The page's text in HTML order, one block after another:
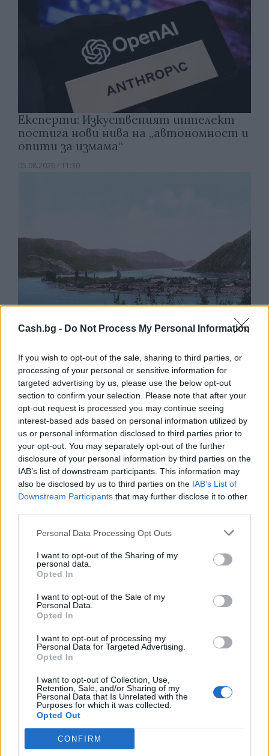
Cash.bg - Do Not Process My Personal Information
If you wish to opt-out of the sale, sharing to third parties, or
processing of your personal or sensitive information for
targeted advertising by us, please use the below opt-out
section to confirm your selection. Please note that after your
opt-out request is processed you may continue seeing
interest-based ads based on personal information utilized by
us or personal information disclosed to third parties prior to
your opt-out. You may separately opt-out of the further
disclosure of your personal information by third parties on the
IAB’s list of downstream participants. This information may
also be disclosed by us to third parties on the IAB’s List of
Downstream Participants that may further disclose it to other
Personal Data Processing Opt Outs
I want to opt-out of the Sharing of my
personal data.
Opted In
I want to opt-out of the Sale of my
Personal Data.
Opted In
I want to opt-out of processing my
Personal Data for Targeted Advertising.
Opted In
I want to opt-out of Collection, Use,
Retention, Sale, and/or Sharing of my
Personal Data that Is Unrelated with the
Purposes for which it was collected.
Opted Out
CONFIRM
Експерти: Изкуственият интелект
постига нови нива на „автономност и
опити за измама“
05.08.2026 / 11:30
Румъния се сблъска с проблеми заради
ниското ниво на Дунав
04.08.2026 / 16:30
Търговският дефицит на САЩ с ЕС е
04.08.2026 / 16:00